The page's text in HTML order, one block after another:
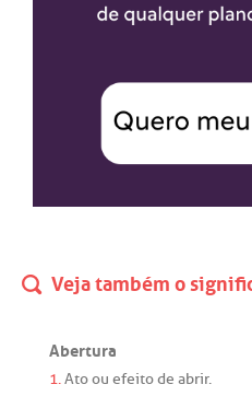
Veja também o
Abertura
1.Atoou efeitode abrir.